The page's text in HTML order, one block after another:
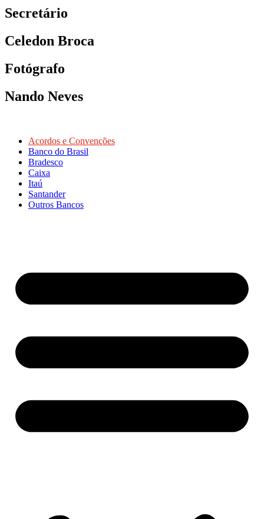
Secretário
Celedon Broca
Fotógrafo
Nando Neves
Acordos e Convenções
Banco do Brasil
Bradesco
Caixa
Itaú
Santander
Outros Bancos